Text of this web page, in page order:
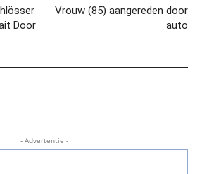
Door
Vrouw (85) aangereden door
auto
- Advertentie -